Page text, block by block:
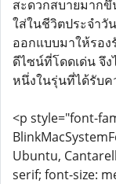
สะดวกสบายมากขึ้
ใส่ในชีวิตประจำวั
ออกแบบมาให้รอง
ดีไซน์ที่โดดเด่น จึ
หนึ่งในรุ่นที่ได้รับ
<p style="font-
Ubuntu,
serif; font-size: